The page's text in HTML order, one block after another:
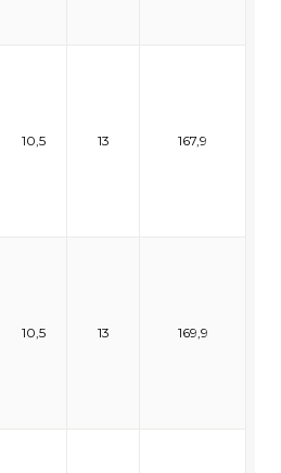
10,5 13 167,9
10,5 13 169,9